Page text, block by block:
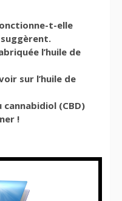
t-elle
l’huile de
sur l’huile de
(CBD)
!